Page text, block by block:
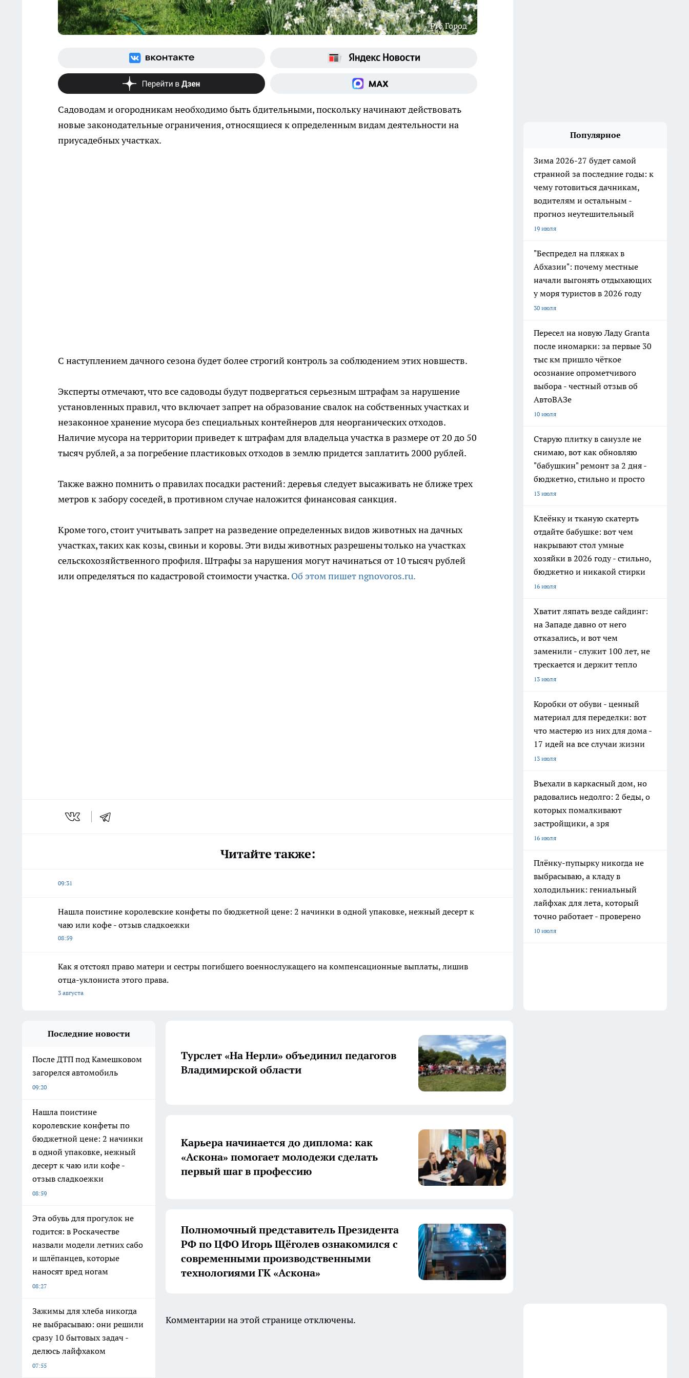
"Pro Город"
Садоводам и огородникам необходимо быть бдительными, поскольку начинают действовать
новые законодательные ограничения, относящиеся к определенным видам деятельности на
приусадебных участках.
С наступлением дачного сезона будет более строгий контроль за соблюдением этих новшеств.
Эксперты отмечают, что все садоводы будут подвергаться серьезным штрафам за нарушение
установленных правил, что включает запрет на образование свалок на собственных участках и
незаконное хранение мусора без специальных контейнеров для неорганических отходов.
Наличие мусора на территории приведет к штрафам для владельца участка в размере от 20 до 50
тысяч рублей, а за погребение пластиковых отходов в землю придется заплатить 2000 рублей.
Также важно помнить о правилах посадки растений: деревья следует высаживать не ближе трех
метров к забору соседей, в противном случае наложится финансовая санкция.
Кроме того, стоит учитывать запрет на разведение определенных видов животных на дачных
участках, таких как козы, свиньи и коровы. Эти виды животных разрешены только на участках
сельскохозяйственного профиля. Штрафы за нарушения могут начинаться от 10 тысяч рублей
или определяться по кадастровой стоимости участка. Об этом пишет ngnovoros.ru.
Читайте также:
09:31
Нашла поистине королевские конфеты по бюджетной цене: 2 начинки в одной упаковке, нежный десерт к
чаю или кофе - отзыв сладкоежки
08:59
Как я отстоял право матери и сестры погибшего военнослужащего на компенсационные выплаты, лишив
отца-уклониста этого права.
3 августа
Популярное
Зима 2026-27 будет самой
странной за последние годы: к
чему готовиться дачникам,
водителям и остальным -
прогноз неутешительный
19 июля
"Беспредел на пляжах в
Абхазии": почему местные
начали выгонять отдыхающих
у моря туристов в 2026 году
30 июля
Пересел на новую Ладу Granta
после иномарки: за первые 30
тыс км пришло чёткое
осознание опрометчивого
выбора - честный отзыв об
АвтоВАЗе
10 июля
Старую плитку в санузле не
снимаю, вот как обновляю
"бабушкин" ремонт за 2 дня -
бюджетно, стильно и просто
13 июля
Клеёнку и тканую скатерть
отдайте бабушке: вот чем
накрывают стол умные
хозяйки в 2026 году - стильно,
бюджетно и никакой стирки
16 июля
Хватит ляпать везде сайдинг:
на Западе давно от него
отказались, и вот чем
заменили - служит 100 лет, не
трескается и держит тепло
13 июля
Коробки от обуви - ценный
материал для переделки: вот
что мастерю из них для дома -
17 идей на все случаи жизни
13 июля
Въехали в каркасный дом, но
радовались недолго: 2 беды, о
которых помалкивают
застройщики, а зря
16 июля
Плёнку-пупырку никогда не
выбрасываю, а кладу в
холодильник: гениальный
лайфхак для лета, который
точно работает - проверено
10 июля
Последние новости
После ДТП под Камешковом
загорелся автомобиль
09:20
Нашла поистине
королевские конфеты по
бюджетной цене: 2 начинки
в одной упаковке, нежный
десерт к чаю или кофе -
отзыв сладкоежки
08:59
Эта обувь для прогулок не
годится: в Роскачестве
назвали модели летних сабо
и шлёпанцев, которые
наносят вред ногам
08:27
Зажимы для хлеба никогда
не выбрасываю: они решили
сразу 10 бытовых задач -
делюсь лайфхаком
07:55
Турслет «На Нерли» объединил педагогов
Владимирской области
Карьера начинается до диплома: как
«Аскона» помогает молодежи сделать
первый шаг в профессию
Полномочный представитель Президента
РФ по ЦФО Игорь Щёголев ознакомился с
современными производственными
технологиями ГК «Аскона»
Комментарии на этой странице отключены.